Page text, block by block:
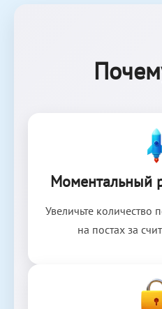
Моментальный
Увеличьте количество
на постах за